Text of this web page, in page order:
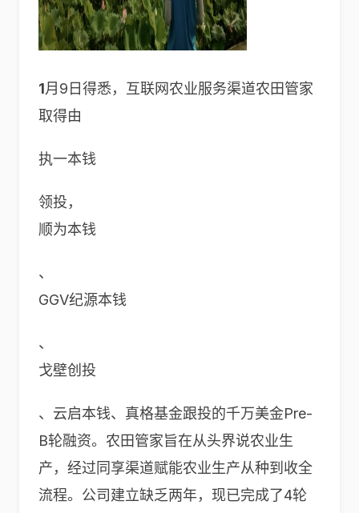
1月9日得悉，互联网农业服务渠道农田管家
取得由
执一本钱
领投，
顺为本钱
、
GGV纪源本钱
、
戈壁创投
、云启本钱、真格基金跟投的千万美金Pre-
B轮融资。农田管家旨在从头界说农业生
产，经过同享渠道赋能农业生产从种到收全
流程。公司建立缺乏两年，现已完成了4轮